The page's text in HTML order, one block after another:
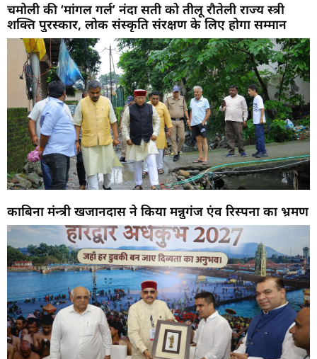
चमोली की ‘मांगल गर्ल’ नंदा सती को तीलू रौतेली राज्य स्त्री
शक्ति पुरस्कार, लोक संस्कृति संरक्षण के लिए होगा सम्मान
काबिना मंन्त्री खजानदास ने किया मन्नुगंज एंव रिस्पना का भ्रमण